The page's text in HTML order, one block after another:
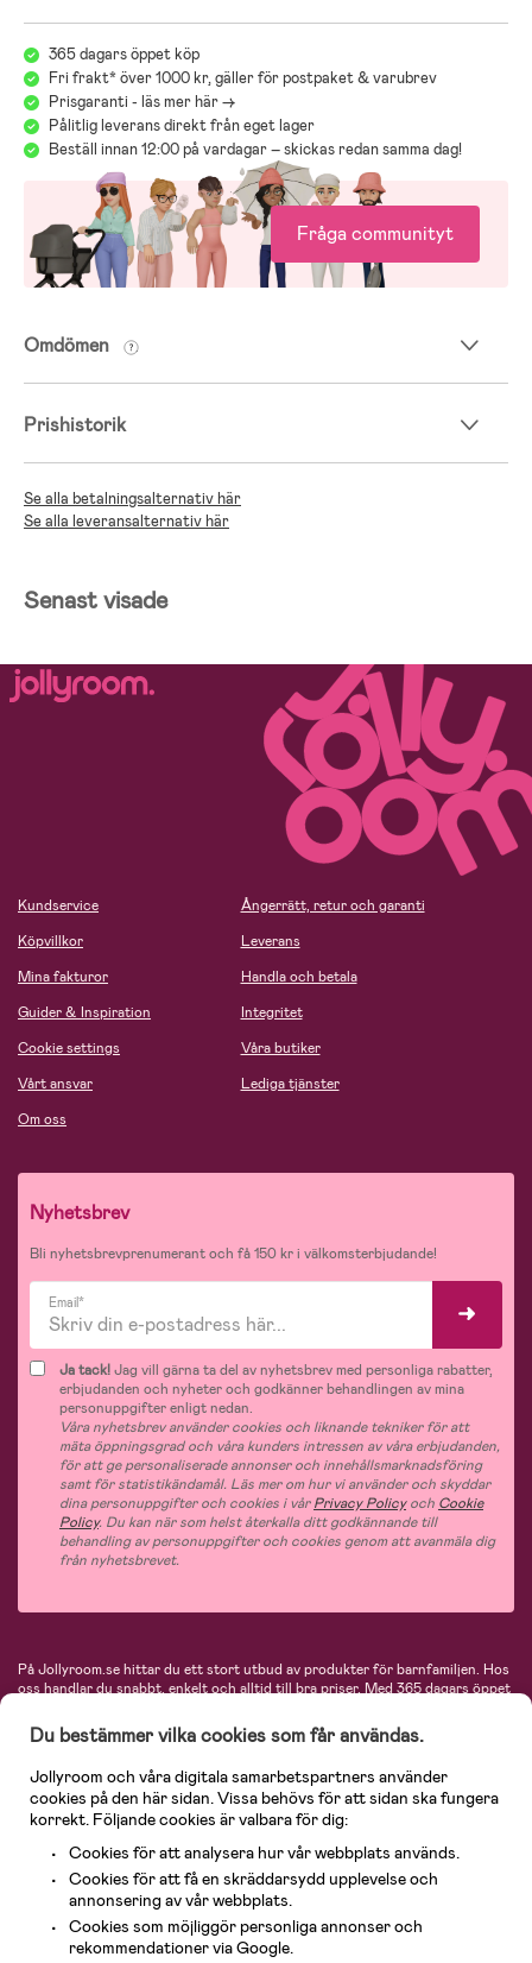
365 dagars öppet köp
Fri frakt* över 1000 kr, gäller för postpaket & varubrev
Prisgaranti - läs mer här ->
Pålitlig leverans direkt från eget lager
Beställ innan 12:00 på vardagar – skickas redan samma dag!
Fråga communityt
Omdömen
Prishistorik
Se alla betalningsalternativ här
Se alla leveransalternativ här
Senast visade
Kundservice
Köpvillkor
Mina fakturor
Guider & Inspiration
Cookie settings
Vårt ansvar
Om oss
Ångerrätt, retur och garanti
Leverans
Handla och betala
Integritet
Våra butiker
Lediga tjänster
Nyhetsbrev
Bli nyhetsbrevprenumerant och få 150 kr i välkomsterbjudande!
Email*
Ja tack!Jag vill gärna ta del av nyhetsbrev med personliga rabatter,
erbjudanden och nyheter och godkänner behandlingen av mina
personuppgifter enligt nedan.
Våra nyhetsbrev använder cookies och liknande tekniker för att
mäta öppningsgrad och våra kunders intressen av våra erbjudanden,
för att ge personaliserade annonser och innehållsmarknadsföring
samt för statistikändamål. Läs mer om hur vi använder och skyddar
dina personuppgifter och cookies i vårPrivacy Policyoch Cookie
Policy. Du kan när som helst återkalla ditt godkännande till
behandling av personuppgifter och cookies genom att avanmäla dig
från nyhetsbrevet.
På Jollyroom.se hittar du ett stort utbud av produkter för barnfamiljen. Hos
oss handlar du snabbt, enkelt och alltid till bra priser.Med 365 dagars öppet
hos oss. I vårt sortiment hittar du barnvagnar, bilstolar, kläder för barn och
baby, produkter för mamman, massor av inspirerande inredning, leksaker,
babyprodukter och mycket mer. Vi erbjuder produkter från välkända
varumärken så som Britax, Maxi-Cosi, Baby Jogger, BabyBjörn, Didriksons,
KidKraft, Ergobaby, Philips Avent, Neonate, Cybex, LEGO och många fler.
Välkommen in och kika runt i Nordens största barn- och babybutik på nätet!
Du bestämmer vilka cookies som får användas.
Jollyroom och våra digitala samarbetspartners använder
cookies på den här sidan. Vissa behövs för att sidan ska fungera
korrekt. Följande cookies är valbara för dig:
Cookies för att analysera hur vår webbplats används.
Cookies för att få en skräddarsydd upplevelse och
annonsering av vår webbplats.
Cookies som möjliggör personliga annonser och
rekommendationer via Google.